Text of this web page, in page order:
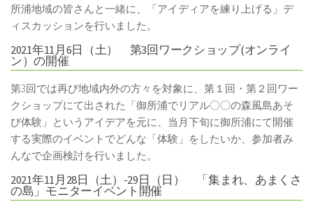
所浦地域の皆さんと一緒に、「アイディアを練り上げる」デ
ィスカッションを行いました。
2021年11月6日（土） 第3回ワークショップ(オンライ
ン）の開催
第3回では再び地域内外の方々を対象に、第１回・第２回ワー
クショップにて出された「御所浦でリアル〇〇の森風島あそ
び体験」というアイデアを元に、当月下旬に御所浦にて開催
する実際のイベントでどんな「体験」をしたいか、参加者み
んなで企画検討を行いました。
2021年11月28日（土）-29日（日） 「集まれ、あまくさ
の島」モニターイベント開催